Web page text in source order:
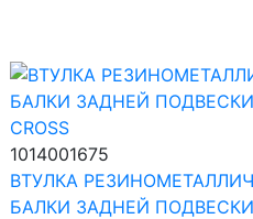
1014001675
ВТУЛКА
БАЛКИ ЗАДНЕЙ ПОДВЕСКИ